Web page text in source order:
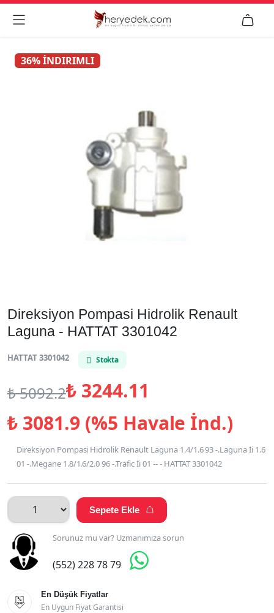
 
36% İNDIRIMLI
Direksiyon Pompasi Hidrolik Renault
Laguna - HATTAT 3301042
HATTAT 3301042 Stokta
₺5092.2₺3244.11
₺3081.9 (%5 Havale İnd.)
Direksiyon Pompasi Hidrolik Renault Laguna 1.4/1.6 93 -.Laguna İi 1.6
01 -.Megane 1.8/1.6/2.0 96 -.Trafic İi 01 -- - HATTAT 3301042
Sepete Ekle 
Sorunuz mu var? Uzmanımıza sorun
(552) 228 78 79 

En Düşük Fiyatlar
En Uygun Fiyat Garantisi